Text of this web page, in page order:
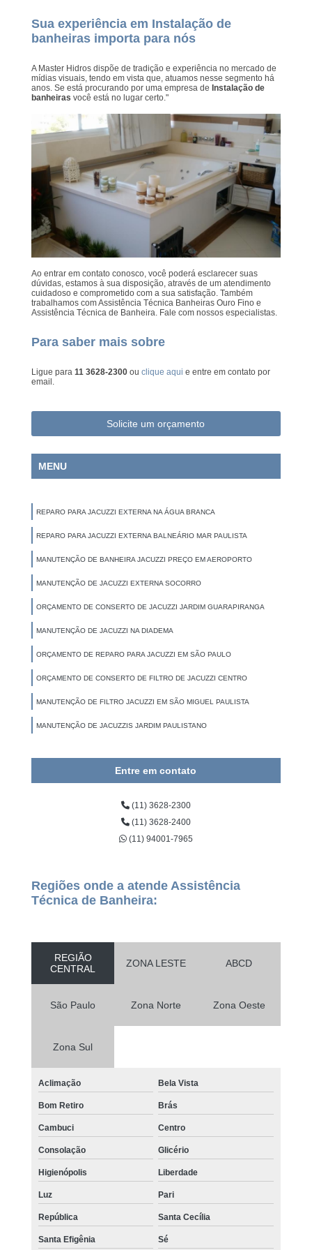
Sua experiência em Instalação de
banheiras importa para nós
A Master Hidros dispõe de tradição e experiência no mercado de
mídias visuais, tendo em vista que, atuamos nesse segmento há
anos. Se está procurando por uma empresa de Instalação de
banheiras você está no lugar certo."
Ao entrar em contato conosco, você poderá esclarecer suas
dúvidas, estamos à sua disposição, através de um atendimento
cuidadoso e comprometido com a sua satisfação. Também
trabalhamos com Assistência Técnica Banheiras Ouro Fino e
Assistência Técnica de Banheira. Fale com nossos especialistas.
Para saber mais sobre
Ligue para 11 3628-2300ou clique aqui e entre em contato por
email.
Solicite um orçamento
MENU
REPARO PARA JACUZZI EXTERNA NA ÁGUA BRANCA
REPARO PARA JACUZZI EXTERNA BALNEÁRIO MAR PAULISTA
MANUTENÇÃO DE BANHEIRA JACUZZI PREÇO EM AEROPORTO
MANUTENÇÃO DE JACUZZI EXTERNA SOCORRO
ORÇAMENTO DE CONSERTO DE JACUZZI JARDIM GUARAPIRANGA
MANUTENÇÃO DE JACUZZI NA DIADEMA
ORÇAMENTO DE REPARO PARA JACUZZI EM SÃO PAULO
ORÇAMENTO DE CONSERTO DE FILTRO DE JACUZZI CENTRO
MANUTENÇÃO DE FILTRO JACUZZI EM SÃO MIGUEL PAULISTA
MANUTENÇÃO DE JACUZZIS JARDIM PAULISTANO
Entre em contato
(11) 3628-2300
(11) 3628-2400
(11) 94001-7965
Regiões onde a atende Assistência
Técnica de Banheira:
REGIÃO
CENTRAL
ZONA LESTE ABCD
São Paulo Zona Norte Zona Oeste
Zona Sul
Aclimação Bela Vista
Bom Retiro Brás
Cambuci Centro
Consolação Glicério
Higienópolis Liberdade
Luz Pari
República Santa Cecília
Santa Efigênia Sé